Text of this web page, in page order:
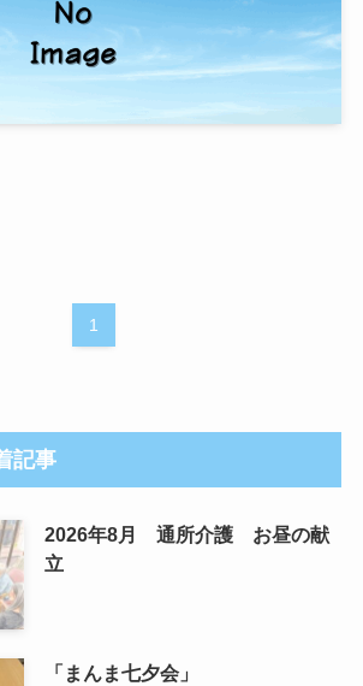
1
記事
2026年8月 通所介護 お昼の献
立
「まんま七夕会」